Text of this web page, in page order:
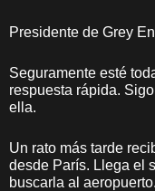
Presidente de Grey
Seguramente esté
respuesta rápida.
ella.
Un rato más tarde
desde París. Llega el
buscarla al